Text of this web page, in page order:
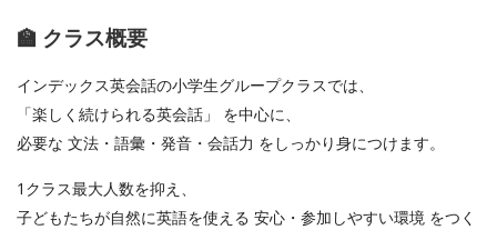
🏫 クラス概要
インデックス英会話の小学生グループクラスでは、
「楽しく続けられる英会話」 を中心に、
必要な 文法・語彙・発音・会話力 をしっかり身につけます。
1クラス最大人数を抑え、
子どもたちが自然に英語を使える 安心・参加しやすい環境 をつく